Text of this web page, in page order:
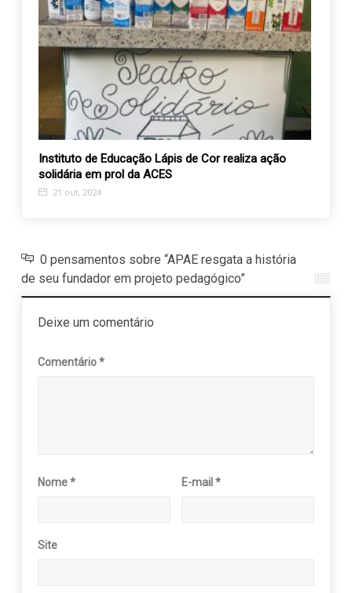
Instituto de Educação Lápis de Cor realiza ação
solidária em prol da ACES
21 out, 2024
0 pensamentos sobre “APAE resgata a história
de seu fundador em projeto pedagógico”
Deixe um comentário
Comentário*
Nome* E-mail*
Site